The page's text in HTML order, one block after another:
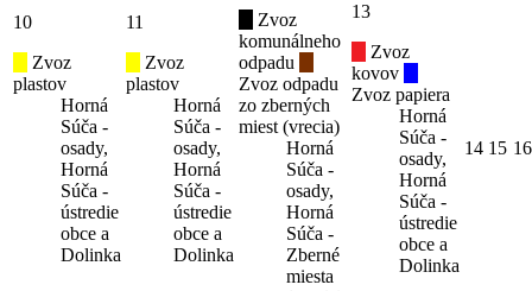
10
Zvoz
plastov
Horná
Súča -
osady,
Horná
Súča -
ústredie
obce a
Dolinka
11
Zvoz
plastov
Horná
Súča -
osady,
Horná
Súča -
ústredie
obce a
Dolinka
Zvoz
komunálneho
odpadu
Zvoz odpadu
zo zberných
miest (vrecia)
Horná
Súča -
osady,
Horná
Súča -
Zberné
miesta
13
Zvoz
kovov
Zvoz papiera
Horná
Súča -
osady,
Horná
Súča -
ústredie
obce a
Dolinka
14 15 16